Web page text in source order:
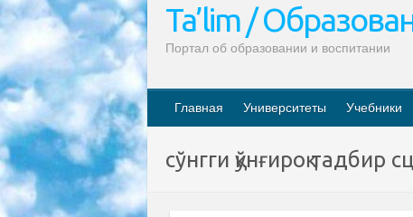
Ta’lim /
Портал об образовании и воспитании
Главная Университеты Учебники
сўнгги қўнғироқ тадбир